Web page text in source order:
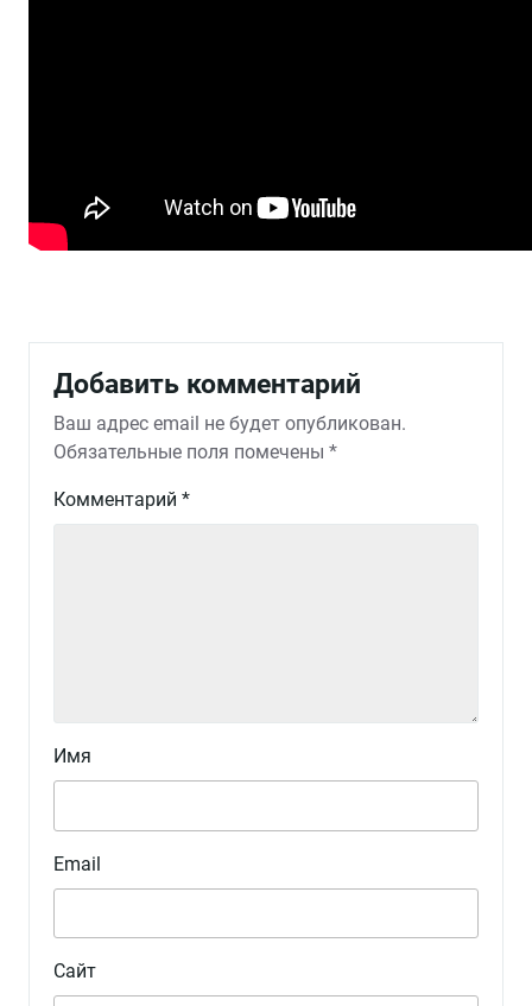
Добавить комментарий
Ваш адрес email не будет опубликован.
Обязательные поля помечены *
Комментарий *
Имя
Email
Сайт